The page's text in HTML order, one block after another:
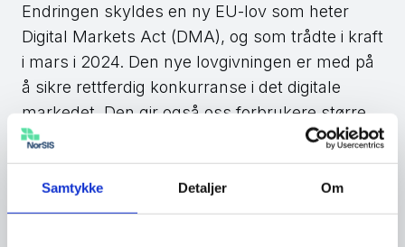
Samtykke Detaljer Om
Endringen skyldes en ny EU-lov som heter
Digital Markets Act (DMA), og som trådte i kraft
i mars i 2024. Den nye lovgivningen er med på
å sikre rettferdig konkurranse i det digitale
markedet. Den gir også oss forbrukere større
valgfrihet.
største og sterkeste digitale plattformene, som